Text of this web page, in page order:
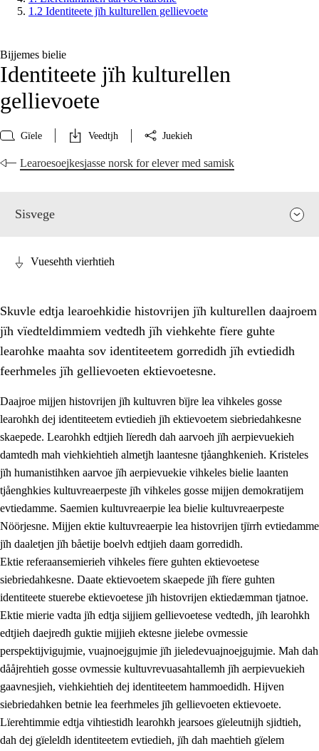
1.2 Identiteete jïh kulturellen gellievoete
Bijjemes bielie
Identiteete jïh kulturellen
gellievoete
Gïele Veedtjh Juekieh
Learoesoejkesjasse norsk for elever med samisk
Sisvege
Lïerehtimmien aarvoevåarome
1.1 Almetjeaarvoe
Identiteete jïh kulturellen gellievoete
1.3 Laejhtehks ussjedimmie jïh etihkeles vuajnoe
goerehtimmievæljoe
1.5 Eatnemem krööhkestidh jïh byjresegoerkesevoete
Demokratije jïh meatanårrome
Vuesehth vierhtieh
Skuvle edtja learoehkidie histovrijen jïh kulturellen daajroem
jïh vïedteldimmiem vedtedh jïh viehkehte fïere guhte
learohke maahta sov identiteetem gorredidh jïh evtiedidh
feerhmeles jïh gellievoeten ektievoetesne.
Daajroe mijjen histovrijen jïh kultuvren bïjre lea vihkeles gosse
learohkh dej identiteetem evtiedieh jïh ektievoetem siebriedahkesne
skaepede. Learohkh edtjieh lïeredh dah aarvoeh jïh aerpievuekieh
damtedh mah viehkiehtieh almetjh laantesne tjåanghkenieh. Kristeles
jïh humanistihken aarvoe jïh aerpievuekie vihkeles bielie laanten
tjåenghkies kultuvreaerpeste jïh vihkeles gosse mijjen demokratijem
evtiedamme. Saemien kultuvreaerpie lea bielie kultuvreaerpeste
Nöörjesne. Mijjen ektie kultuvreaerpie lea histovrijen tjïrrh evtiedamme
jïh daaletjen jïh båetije boelvh edtjieh daam gorredidh.
Ektie referaansemierieh vihkeles fïere guhten ektievoetese
siebriedahkesne. Daate ektievoetem skaepede jïh fïere guhten
identiteete stuerebe ektievoetese jïh histovrijen ektiedæmman tjatnoe.
Ektie mierie vadta jïh edtja sijjiem gellievoetese vedtedh, jïh learohkh
edtjieh daejredh guktie mijjieh ektesne jielebe ovmessie
perspektijvigujmie, vuajnoejgujmie jïh jieledevuajnoejgujmie. Mah dah
dååjrehtieh gosse ovmessie kultuvrevuasahtallemh jïh aerpievuekieh
gaavnesjieh, viehkiehtieh dej identiteetem hammoedidh. Hijven
siebriedahken betnie lea feerhmeles jïh gellievoeten ektievoete.
Lïerehtimmie edtja vihtiestidh learohkh jearsoes gïeleutnijh sjidtieh,
dah dej gïeleldh identiteetem evtiedieh, jïh dah maehtieh gïelem